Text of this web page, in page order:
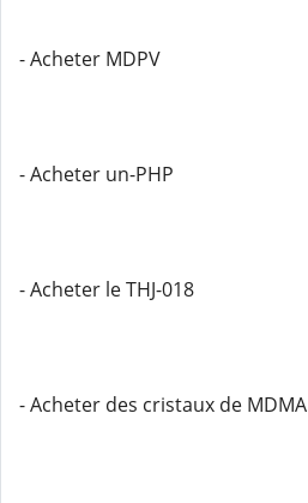
- Acheter MDPV
- Acheter un-PHP
- Acheter le THJ-018
- Acheter des cristaux de MDMA